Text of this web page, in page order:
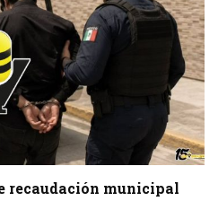
recaudación municipal